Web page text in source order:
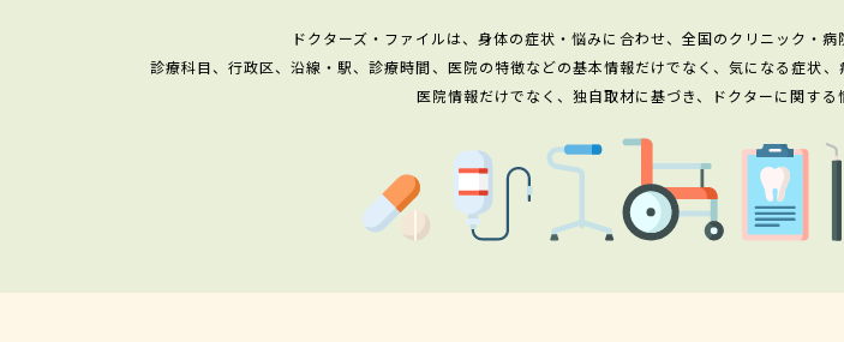
ドクターズ・ファイルは、身体の症状・悩みに合わせ、全国のクリニック・
診療科目、行政区、沿線・駅、診療時間、医院の特徴などの基本情報だけでなく、気になる症状
医院情報だけでなく、独自取材に基づき、ドクターに関す